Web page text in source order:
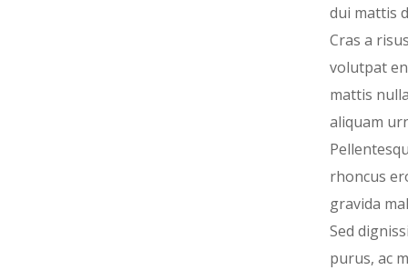
dui mattis
Cras a
volutpat
mattis
aliquam
rhoncus
gravida
Sed
purus, ac